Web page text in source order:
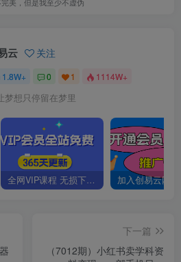
美，但是我至少不虚伪
云 关注
1.8W+ 0 1 1114W+
梦想只停留在梦里
全网VIP课程 无损下载~
下一篇
（7012期）小红书卖学科资